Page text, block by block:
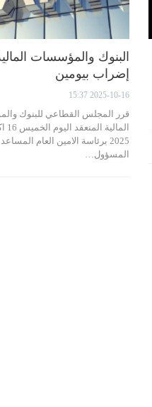
البنوك والمؤسسات
إضراب بيومين
2025-10-16 15:37
قرر المجلس القطاعي للبنوك
2025 برئاسة الامين العام المساعد
المسؤول…